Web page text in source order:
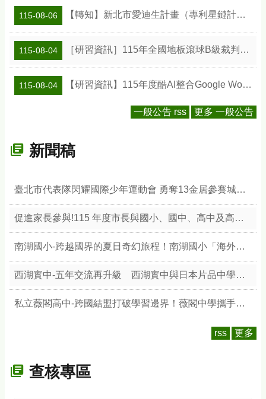
115-08-06 【轉知】新北市愛迪生計畫（專利星鏈計畫）專利教學種子教師工作坊
115-08-04 ［研習資訊］115年全國地板滾球B級裁判研習會
115-08-04 【研習資訊】115年度酷AI整合Google Workspace智慧教學應用研習實施計畫
一般公告 rss 更多 一般公告
新聞稿
臺北市代表隊閃耀國際少年運動會 勇奪13金居參賽城市之冠 展現競技實力與城市榮耀
促進家長參與!115 年度市長與國小、國中、高中及高職學生家長聯合會 座談會
南湖國小-跨越國界的夏日奇幻旅程！南湖國小「海外青年英語服務營」圓滿落幕—8位美加志工攜手64位學員雙向學習，結合校本「天文與陶藝」展現臺灣文化魅力
西湖實中-五年交流再升級 西湖實中與日本片品中學締結教育合作夥伴
私立薇閣高中-跨國結盟打破學習邊界！薇閣中學攜手美國ASU 開創全英文工程科技教育新局
rss 更多
查核專區